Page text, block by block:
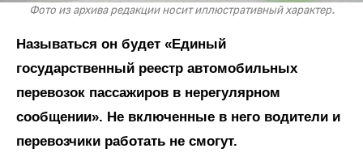
Фото из архива редакции носит иллюстративный характер.
Называться он будет «Единый
государственный реестр автомобильных
перевозок пассажиров в нерегулярном
сообщении». Не включенные в него водители и
перевозчики работать не смогут.